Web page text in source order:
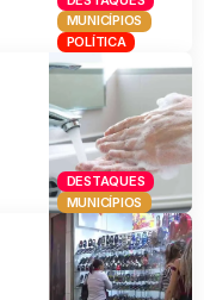
MUNICÍPIOS
POLÍTICA
DESTAQUES
MUNICÍPIOS